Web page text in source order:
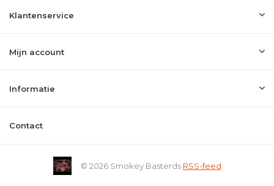
Klantenservice
Mijn account
Informatie
Contact
© 2026 Smokey Basterds RSS-feed